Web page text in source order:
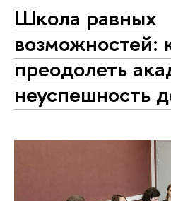
Школа равных
возможностей:
преодолеть
неуспешность